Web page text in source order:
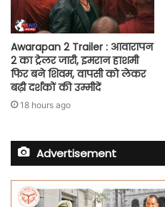
Awarapan 2 Trailer : आवारापन
2 का ट्रेलर जारी, इमरान हाशमी
फिर बने शिवम, वापसी को लेकर
बढ़ी दर्शकों की उम्मीदें
18 hours ago
Advertisement